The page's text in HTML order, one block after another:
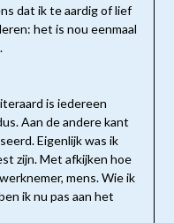
dat ik te aardig of lief
het is nou eenmaal
is iedereen
Aan de andere kant
Eigenlijk was ik
zijn. Met afkijken hoe
mens. Wie ik
ik nu pas aan het